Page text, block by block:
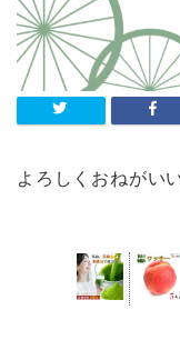
よろしくおねがい